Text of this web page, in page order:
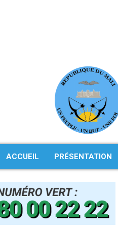
ACCUEIL PRÉSENTATION